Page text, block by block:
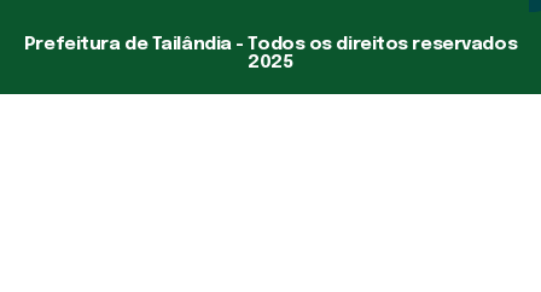
Prefeitura de Tailândia - Todos os direitos reservados
2025